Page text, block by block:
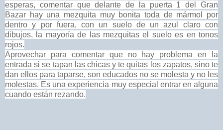
esperas, comentar que delante de la puerta 1 del Gran
Bazar hay una mezquita muy bonita toda de mármol por
dentro y por fuera, con un suelo de un azul claro con
dibujos, la mayoría de las mezquitas el suelo es en tonos
rojos.
Aprovechar para comentar que no hay problema en la
entrada si se tapan las chicas y te quitas los zapatos, sino te
dan ellos para taparse, son educados no se molesta y no les
molestas. Es una experiencia muy especial entrar en alguna
cuando están rezando.